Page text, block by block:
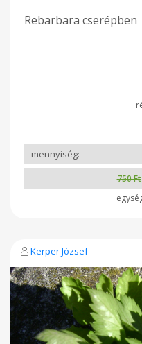
Rebarbara cserépben
750 Ft
Kerper József